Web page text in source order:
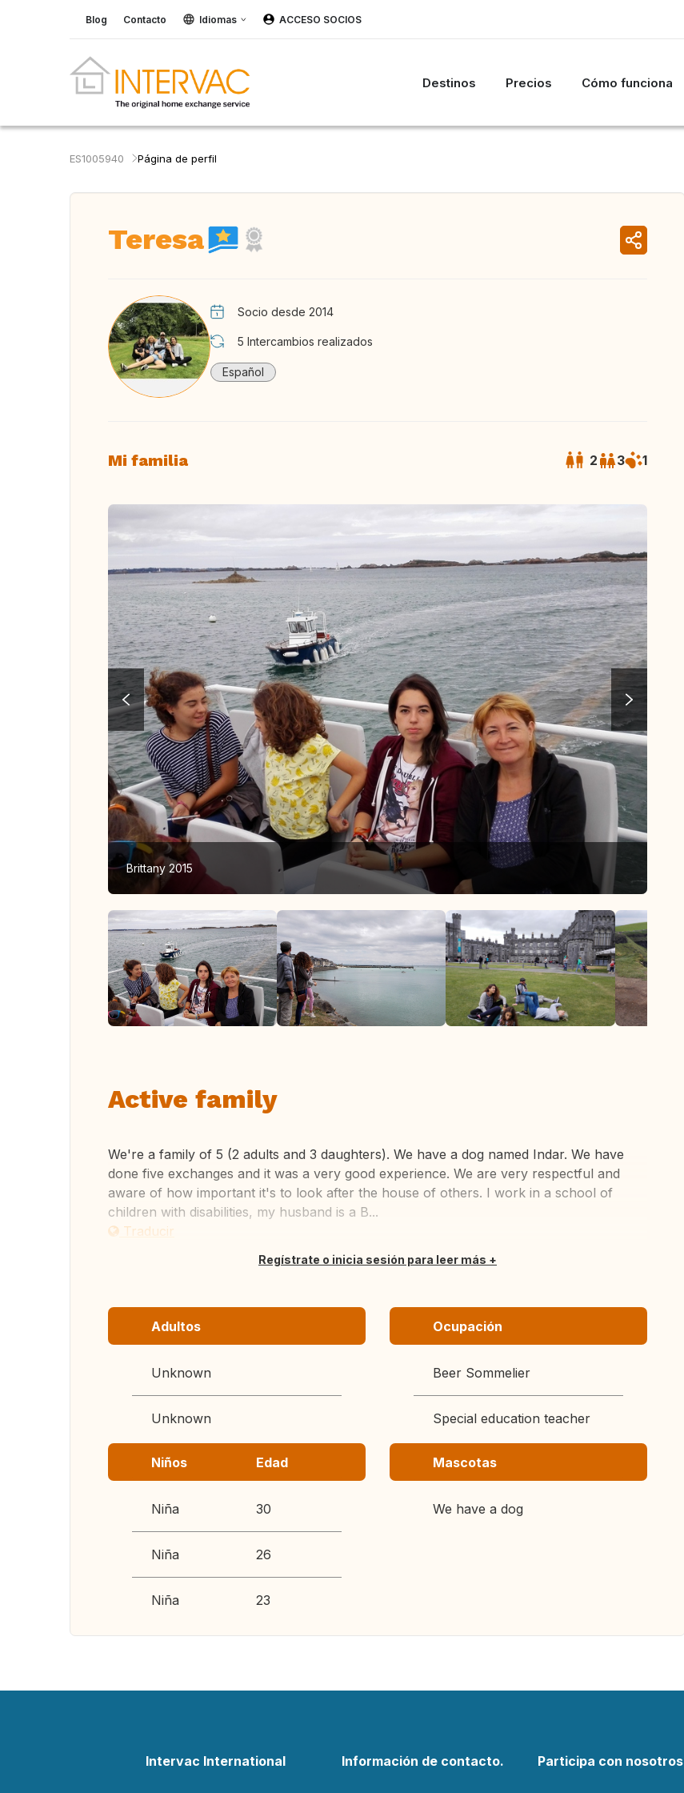
Blog Contacto Idiomas ACCESO SOCIOS
Destinos Precios Cómo funciona
ES1005940 Página de perfil
Teresa
Socio desde 2014
5 Intercambios realizados
Español
Mi familia 2 3 1
Brittany 2015
Ver todas las fotos
Active family
We're a family of 5 (2 adults and 3 daughters). We have a dog named Indar. We have
done five exchanges and it was a very good experience. We are very respectful and
aware of how important it's to look after the house of others. I work in a school of
children with disabilities, my husband is a B...
Traducir
Regístrate o inicia sesión para leer más
Adultos
Unknown
Unknown
Ocupación
Beer Sommelier
Special education teacher
Niños Edad
Niña 30
Niña 26
Niña 23
Mascotas
We have a dog
Intervac International Información de contacto. Participa con nosotros